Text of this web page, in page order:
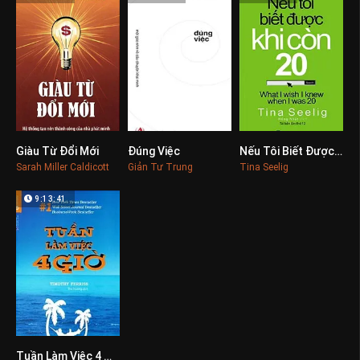
Giàu Từ Đổi Mới
Sarah Miller Caldicott
Đúng Việc
Giản Tư Trung
0Nếu Tôi Biết Được Khi Còn 20
Tina Seelig
9:13:41
Tuần Làm Việc 4 Giờ